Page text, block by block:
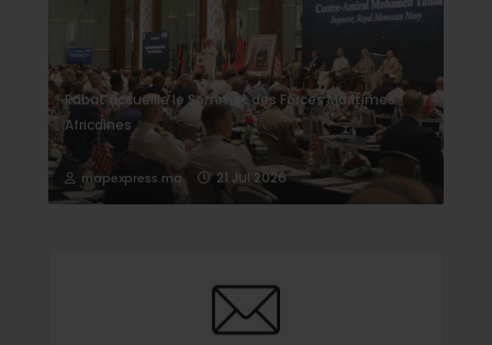
Rabat accueille le Sommet des Forces Maritimes
Africaines
mapexpress.ma 21 Jul 2026